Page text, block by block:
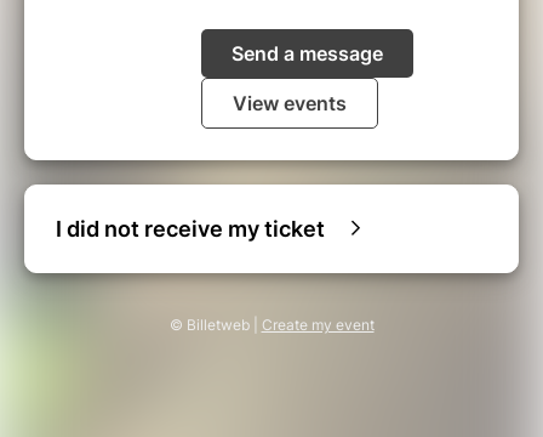
Send a message
View events
I did not receive my ticket
© Billetweb | Create my event